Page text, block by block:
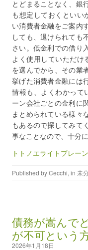
とどまることなく、銀
も想定しておくといい
い消費者金融をご案内
しても、退けられても
さい。低金利での借り
よく使用していただけ
を選んでから、その業
挙げた消費者金融には
情報も、よくわかって
ーン会社ごとの金利に
まとめられている様々
もあるので探してみて
事なことなので、十分
トトノエライトプレー
Published byCecchi, in 未
債務が嵩んで
が不可という
2026年1月18日